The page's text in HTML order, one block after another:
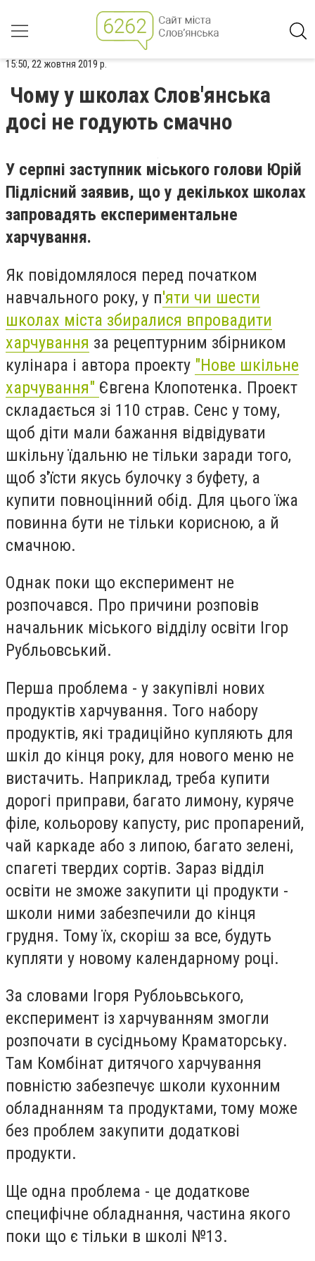
15:50, 22 жовтня 2019 р.
Чому у школах Слов'янська
досі не годують смачно
У серпні заступник міського голови Юрій
Підлісний заявив, що у декількох школах
запровадять експериментальне
харчування.
Як повідомлялося перед початком
навчального року, у п'яти чи шести
школах міста збиралися впровадити
харчування за рецептурним збірником
кулінара і автора проекту "Нове шкільне
харчування" Євгена Клопотенка. Проект
складається зі 110 страв. Сенс у тому,
щоб діти мали бажання відвідувати
шкільну їдальню не тільки заради того,
щоб з'їсти якусь булочку з буфету, а
купити повноцінний обід. Для цього їжа
повинна бути не тільки корисною, а й
смачною.
Однак поки що експеримент не
розпочався. Про причини розповів
начальник міського відділу освіти Ігор
Рубльовський.
Перша проблема - у закупівлі нових
продуктів харчування. Того набору
продуктів, які традиційно купляють для
шкіл до кінця року, для нового меню не
вистачить. Наприклад, треба купити
дорогі приправи, багато лимону, куряче
філе, кольорову капусту, рис пропарений,
чай каркаде або з липою, багато зелені,
спагеті твердих сортів. Зараз відділ
освіти не зможе закупити ці продукти -
школи ними забезпечили до кінця
грудня. Тому їх, скоріш за все, будуть
купляти у новому календарному році.
За словами Ігоря Рублоьвського,
експеримент із харчуванням змогли
розпочати в сусідньому Краматорську.
Там Комбінат дитячого харчування
повністю забезпечує школи кухонним
обладнанням та продуктами, тому може
без проблем закупити додаткові
продукти.
Ще одна проблема - це додаткове
специфічне обладнання, частина якого
поки що є тільки в школі №13.